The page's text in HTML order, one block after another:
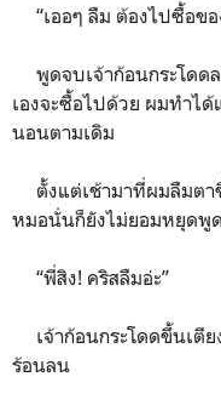
“เออๆ ลืม ต้องไปซื้อขอ
พูดจบเจ้าก้อนกระโดดล
เองจะซื้อไปด้วย ผมทำไ
นอนตามเดิม
ตั้งแต่เช้ามาที่ผมลืมตา
หมอนั่นก็ยังไม่ยอมหยุดพู
“พี่สิง! คริสลืมอ่ะ”
เจ้าก้อนกระโดดขึ้นเตีย
ร้อนลน